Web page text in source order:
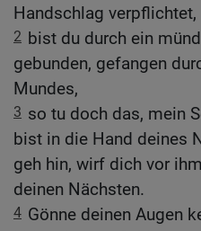
Handschlag verpflichtet,
2 bist du durch ein
gebunden, gefangen
Mundes,
3 so tu doch das, mein
bist in die Hand deines
geh hin, wirf dich vor
deinen Nächsten.
4 Gönne deinen Augen